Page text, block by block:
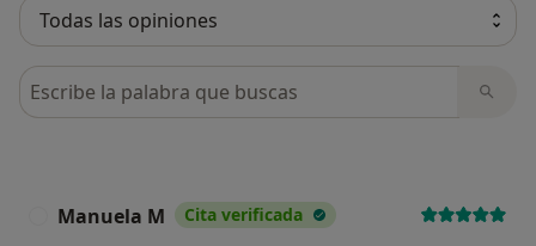
Busca en opiniones
Manuela M Cita verificada